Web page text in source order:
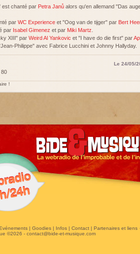
est chanté par Petra Janů alors qu'en allemand "Das
par WC Experience et "Oog van de tijger" par Bert
par Isabel Gimenez et par Miki Martz
XIII" par Weird Al Yankovic et "I have do die first" par
Philippe" avec Fabrice Lucchini et Johnny Hallyday.
Le 24/05/
80
!
| Goodies| Infos| Contact| Partenaires et liens
©2026 - contact@bide-et-musique.com